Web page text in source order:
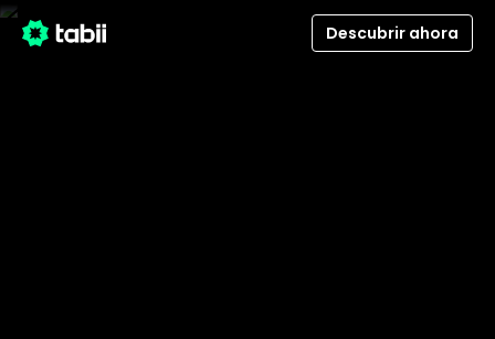
Descubrir ahora